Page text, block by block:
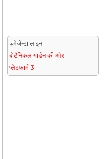
↓मेजेन्टा लाइन
बोटैनिकल गार्डन की ओर
प्लेटफार्म 3